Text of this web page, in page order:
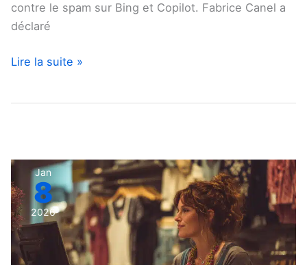
contre le spam sur Bing et Copilot. Fabrice Canel a
déclaré
Lire la suite »
Jan
8
2026
Google
Merchant
Center
met
à
jour